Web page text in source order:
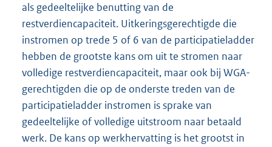
als gedeeltelijke benutting van de
restverdiencapaciteit. Uitkeringsgerechtigde die
instromen op trede 5 of 6 van de participatieladder
hebben de grootste kans om uit te stromen naar
volledige restverdiencapaciteit, maar ook bij WGA-
gerechtigden die op de onderste treden van de
participatieladder instromen is sprake van
gedeeltelijke of volledige uitstroom naar betaald
werk. De kans op werkhervatting is het grootst in